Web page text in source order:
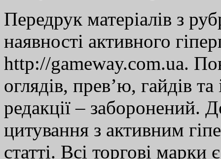
Передрук матеріалів з
наявності активного
http://gameway.com.ua.
оглядів, прев’ю, гайдів
редакції – заборонений.
цитування з активним
статті. Всі торгові марки